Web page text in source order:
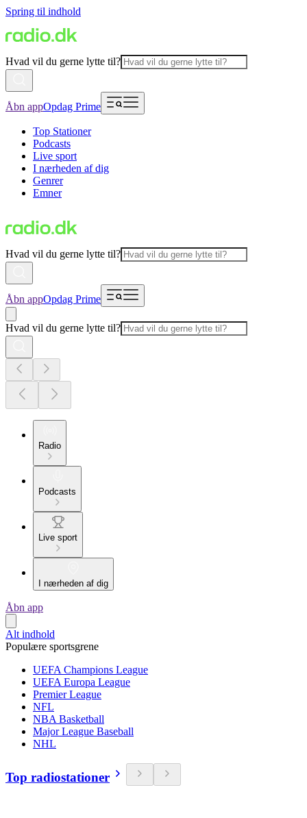
Spring til indhold
Hvad vil du gerne lytte til?
Åbn appOpdag Prime
Top Stationer
Podcasts
Live sport
I nærheden af dig
Genrer
Emner
Hvad vil du gerne lytte til?
Åbn appOpdag Prime
Hvad vil du gerne lytte til?
Radio
Podcasts
Live sport
I nærheden af dig
Åbn app
Alt indhold
Populære sportsgrene
UEFA Champions League
UEFA Europa League
Premier League
NFL
NBA Basketball
Major League Baseball
NHL
Top radiostationer